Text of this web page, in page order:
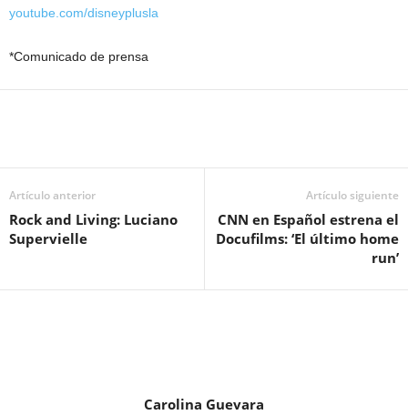
youtube.com/disneyplusla
*Comunicado de prensa
Artículo anterior
Rock and Living: Luciano
Supervielle
Artículo siguiente
CNN en Español estrena el
Docufilms: ‘El último home
run’
Carolina Guevara